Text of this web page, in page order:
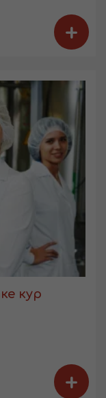
+
кур
+